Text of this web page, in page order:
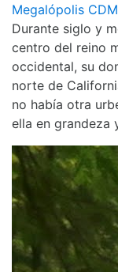
Megalópolis
Durante siglo y
centro del reino
occidental, su
norte de
no había otra
ella en grandeza